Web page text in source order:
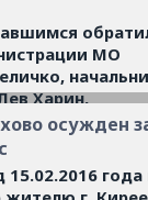
МО
Харин,
»
осужден
года